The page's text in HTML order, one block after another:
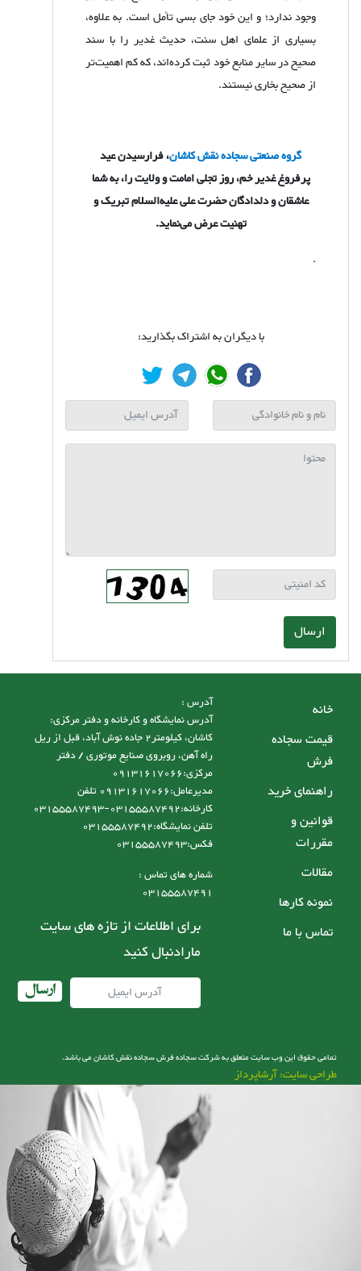
وجود ندارد؛ و این خود جای بسی تأمل است. به علاوه،
بسیاری از علمای اهل سنت، حدیث غدیر را با سند
صحیح در سایر منابع خود ثبت کرده‌اند، که کم اهمیت‌تر
از صحیح بخاری نیستند.
گروه صنعتی سجاده نقش کاشان، فرارسیدن عید
پرفروغ غدیر خم، روز تجلی امامت و ولایت را، به شما
عاشقان و دلدادگان حضرت علی علیه‌السلام تبریک و
تهنیت عرض می‌نماید.
.
با دیگران به اشتراک بگذارید:
ارسال
خانه
قیمت سجاده
فرش
راهنمای خرید
قوانین و
مقررات
مقالات
نمونه کارها
تماس با ما
آدرس :
آدرس نمایشگاه و کارخانه و دفتر مرکزی:
کاشان، کیلومتر2 جاده نوش آباد، قبل از ریل
راه آهن، روبروی صنایع موتوری / دفتر
مرکزی:09131617066
مدیرعامل:09131617066 تلفن
کارخانه:03155587492-03155587493
تلفن نمایشگاه:03155587492
فکس:03155587493
شماره های تماس :
03155587491
برای اطلاعات از تازه های سایت
مارادنبال کنید
ارسال
تمامی حقوق این وب سایت متعلق به شرکت سجاده فرش سجاده نقش کاشان می باشد.
طراحی سایت: آرشاپرداز